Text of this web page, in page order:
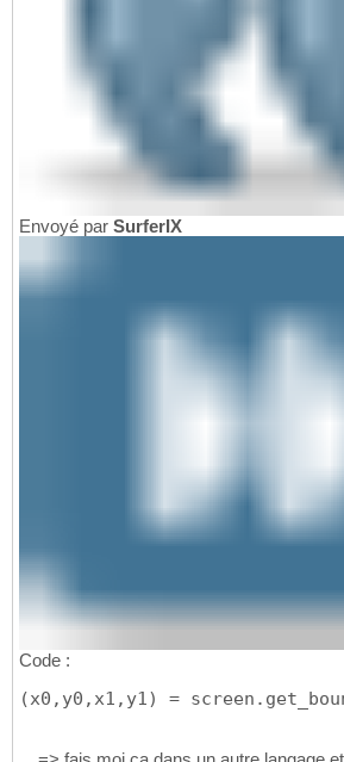
Envoyé par SurferIX
Code :
(x0,y0,x1,y1) =